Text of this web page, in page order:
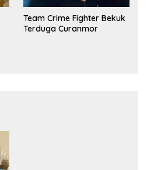
Team Crime Fighter Bekuk
Terduga Curanmor